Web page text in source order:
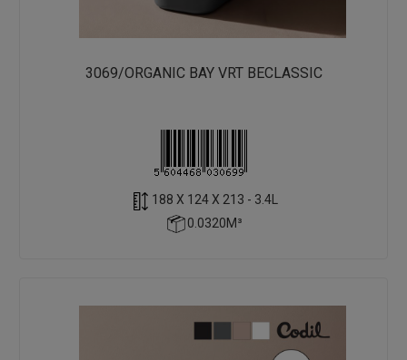
3069/ORGANIC BAY VRT BECLASSIC
188 X 124 X 213 - 3.4L
0.0320M³